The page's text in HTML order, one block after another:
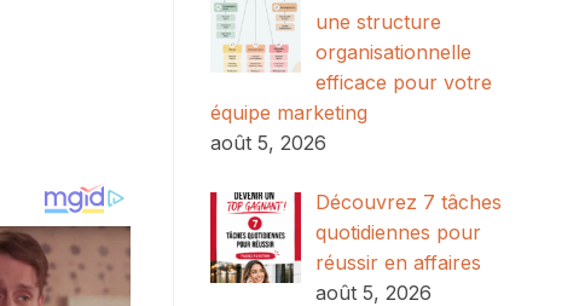
une structure
organisationnelle
efficace pour votre
équipe marketing
août 5, 2026
Découvrez 7 tâches
quotidiennes pour
réussir en affaires
août 5, 2026